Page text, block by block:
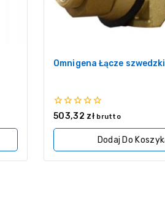
Omnigena Łącze
0
5
503,32 zł brutto
Dodaj Do